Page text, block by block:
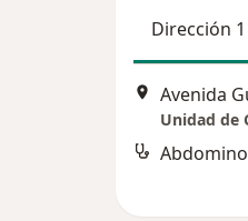
Dirección 1
Avenida